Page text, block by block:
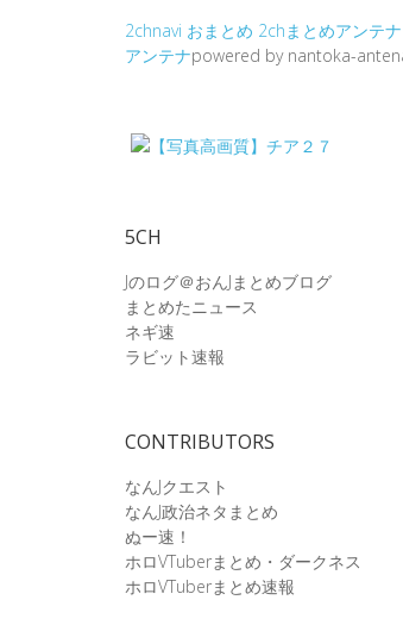
2chnavi おまとめ 2chまとめアンテナ
アンテナpowered by nantoka-
5CH
Jのログ＠おんJまとめブログ
まとめたニュース
ネギ速
ラビット速報
CONTRIBUTORS
なんJクエスト
なんJ政治ネタまとめ
ぬー速！
ホロVTuberまとめ・ダークネス
ホロVTuberまとめ速報